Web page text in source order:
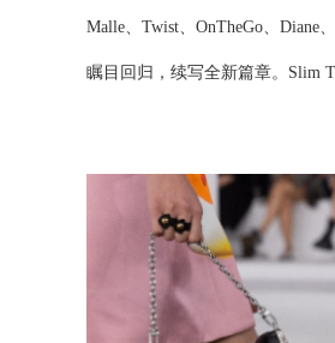
Malle、 Twist、 OnTheGo、 Diane、
瞩目回归，续写全新篇章。 Slim